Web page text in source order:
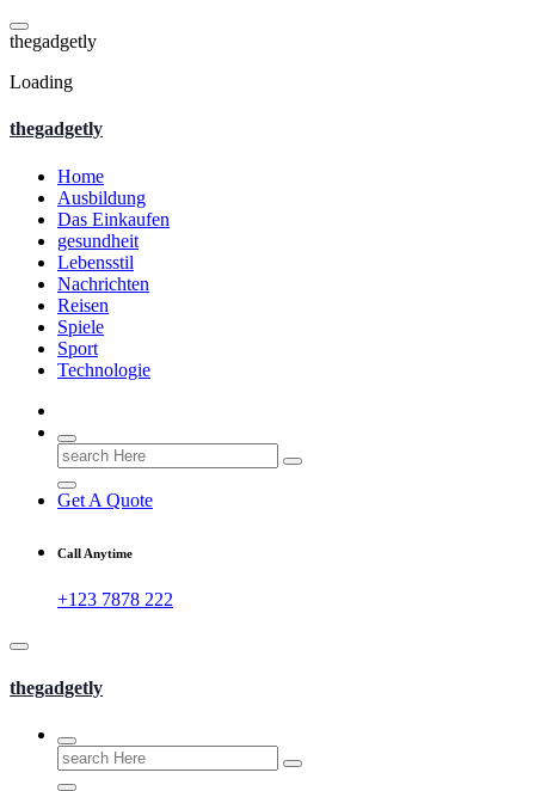
Skip
to
thegadgetly
Loading
thegadgetly
Home
Ausbildung
Das Einkaufen
gesundheit
Lebensstil
Nachrichten
Reisen
Spiele
Sport
Technologie
Search
for:
Get A Quote
Call Anytime
+123 7878 222
thegadgetly
Search
for: